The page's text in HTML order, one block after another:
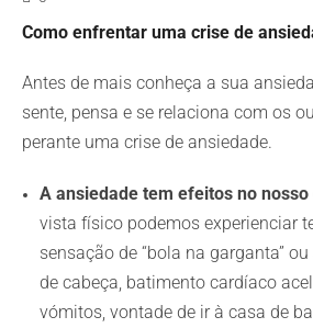
Como enfrentar uma crise de
Antes de mais conheça a sua
sente, pensa e se relaciona com os
perante uma crise de ansiedade.
A ansiedade tem efeitos no nosso
vista físico podemos experienciar
sensação de “bola na garganta”
de cabeça, batimento cardíaco
vómitos, vontade de ir à casa de